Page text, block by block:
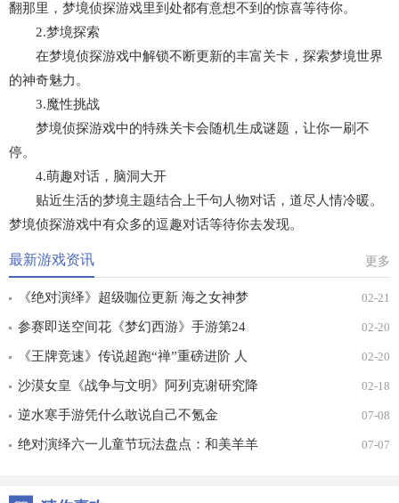
翻那里，梦境侦探游戏里到处都有意想不到的惊喜等待你。
2.梦境探索
在梦境侦探游戏中解锁不断更新的丰富关卡，探索梦境世界
的神奇魅力。
3.魔性挑战
梦境侦探游戏中的特殊关卡会随机生成谜题，让你一刷不
停。
4.萌趣对话，脑洞大开
贴近生活的梦境主题结合上千句人物对话，道尽人情冷暖。
梦境侦探游戏中有众多的逗趣对话等待你去发现。
最新游戏资讯 更多
《绝对演绎》超级咖位更新 海之女神梦
幻时装免费拿！
02-21
参赛即送空间花《梦幻西游》手游第24
届X9联赛报名进行中！
02-20
《王牌竞速》传说超跑“禅”重磅进阶 人
车合一 竞速飞升！
02-20
沙漠女皇《战争与文明》阿列克谢研究降
价
02-18
逆水寒手游凭什么敢说自己不氪金 07-08
绝对演绎六一儿童节玩法盘点：和美羊羊 07-07